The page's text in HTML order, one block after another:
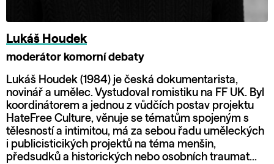
Lukáš Houdek
moderátor komorní debaty
Lukáš Houdek (1984) je česká dokumentarista,
novinář a umělec. Vystudoval romistiku na FF UK. Byl
koordinátorem a jednou z vůdčích postav projektu
HateFree Culture, věnuje se tématům spojeným s
tělesností a intimitou, má za sebou řadu uměleckých
i publicisticikých projektů na téma menšin,
předsudků a historických nebo osobních traumat...